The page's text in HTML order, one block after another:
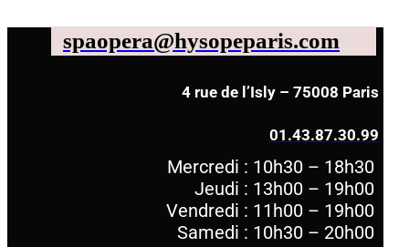
spaopera@hysopeparis.com
4 rue de l’Isly – 75008 Paris
01.43.87.30.99
Mercredi : 10h30 – 18h30
Jeudi : 13h00 – 19h00
Vendredi : 11h00 – 19h00
Samedi : 10h30 – 20h00